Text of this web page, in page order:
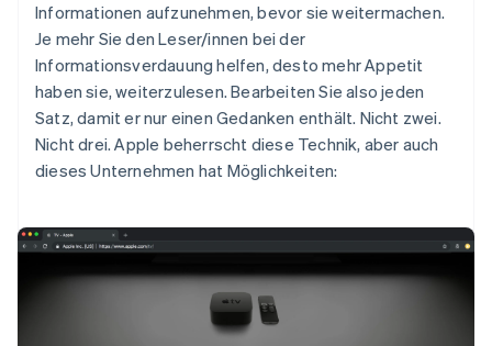
Informationen aufzunehmen, bevor sie weitermachen.
Je mehr Sie den Leser/innen bei der
Informationsverdauung helfen, desto mehr Appetit
haben sie, weiterzulesen. Bearbeiten Sie also jeden
Satz, damit er nur einen Gedanken enthält. Nicht zwei.
Nicht drei. Apple beherrscht diese Technik, aber auch
dieses Unternehmen hat Möglichkeiten: